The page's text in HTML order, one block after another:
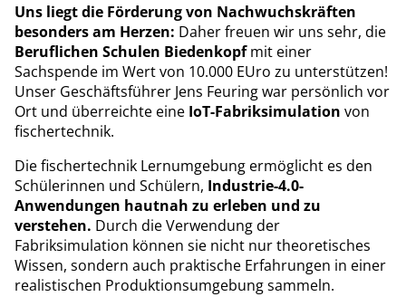
Uns liegt die Förderung von Nachwuchskräften
besonders am Herzen: Daher freuen wir uns sehr, die
Beruflichen Schulen Biedenkopfmit einer
Sachspende im Wert von 10.000 EUro zu unterstützen!
Unser Geschäftsführer Jens Feuring war persönlich vor
Ort und überreichte eine IoT-Fabriksimulation von
fischertechnik.
Die fischertechnik Lernumgebung ermöglicht es den
Schülerinnen und Schülern, Industrie-4.0-
Anwendungen hautnah zu erleben und zu
verstehen. Durch die Verwendung der
Fabriksimulation können sie nicht nur theoretisches
Wissen, sondern auch praktische Erfahrungen in einer
realistischen Produktionsumgebung sammeln.